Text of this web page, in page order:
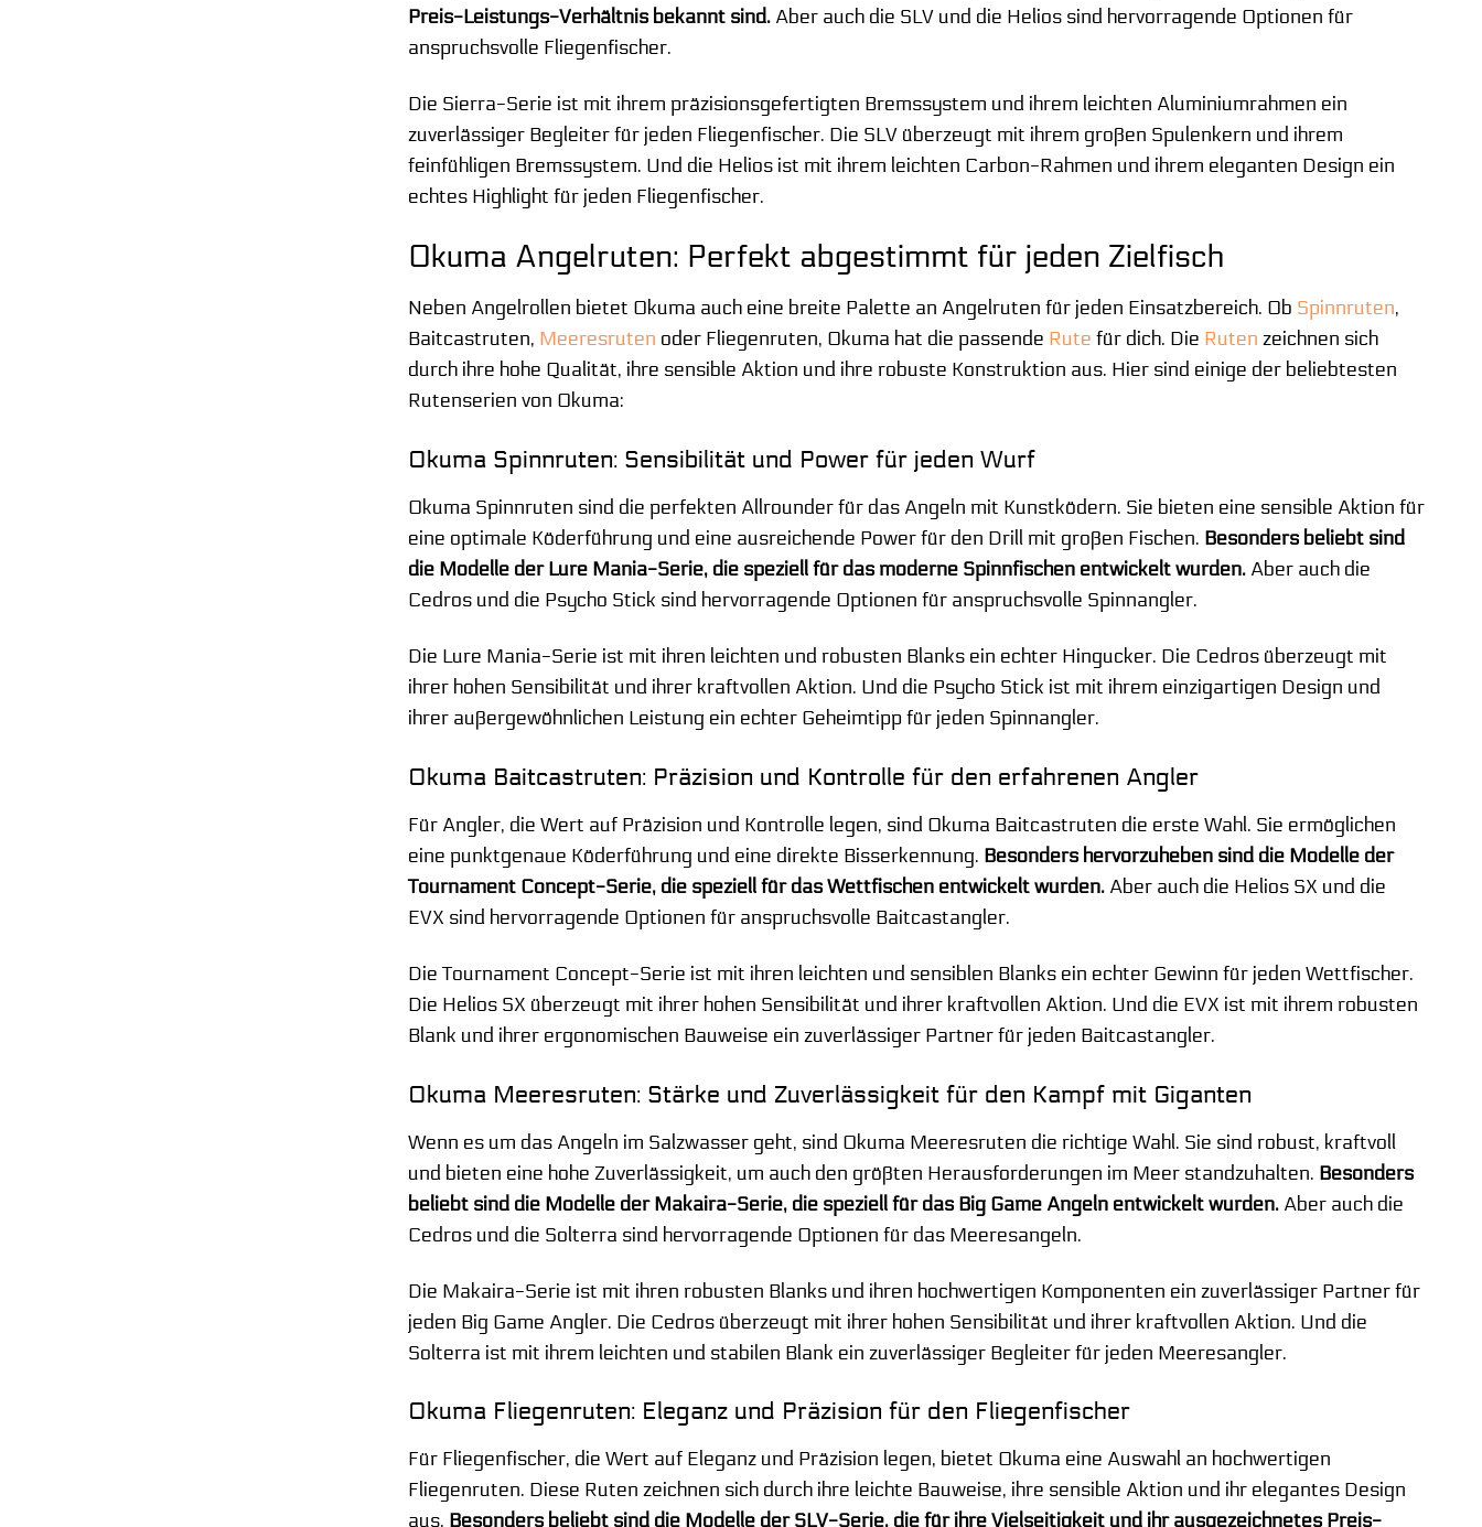
Preis-Leistungs-Verhältnis bekannt sind.Aber auch die SLV und die Helios sind hervorragende Optionen für
anspruchsvolle Fliegenfischer.
Die Sierra-Serie ist mit ihrem präzisionsgefertigten Bremssystem und ihrem leichten Aluminiumrahmen ein
zuverlässiger Begleiter für jeden Fliegenfischer. Die SLV überzeugt mit ihrem großen Spulenkern und ihrem
feinfühligen Bremssystem. Und die Helios ist mit ihrem leichten Carbon-Rahmen und ihrem eleganten Design ein
echtes Highlight für jeden Fliegenfischer.
Okuma Angelruten: Perfekt abgestimmt für jeden Zielfisch
Neben Angelrollen bietet Okuma auch eine breite Palette an Angelruten für jeden Einsatzbereich. Ob Spinnruten,
Baitcastruten, Meeresruten oder Fliegenruten, Okuma hat die passende Rute für dich. Die Ruten zeichnen sich
durch ihre hohe Qualität, ihre sensible Aktion und ihre robuste Konstruktion aus. Hier sind einige der beliebtesten
Rutenserien von Okuma:
Okuma Spinnruten: Sensibilität und Power für jeden Wurf
Okuma Spinnruten sind die perfekten Allrounder für das Angeln mit Kunstködern. Sie bieten eine sensible Aktion für
eine optimale Köderführung und eine ausreichende Power für den Drill mit großen Fischen. Besonders beliebt sind
die Modelle der Lure Mania-Serie, die speziell für das moderne Spinnfischen entwickelt wurden.Aber auch die
Cedros und die Psycho Stick sind hervorragende Optionen für anspruchsvolle Spinnangler.
Die Lure Mania-Serie ist mit ihren leichten und robusten Blanks ein echter Hingucker. Die Cedros überzeugt mit
ihrer hohen Sensibilität und ihrer kraftvollen Aktion. Und die Psycho Stick ist mit ihrem einzigartigen Design und
ihrer außergewöhnlichen Leistung ein echter Geheimtipp für jeden Spinnangler.
Okuma Baitcastruten: Präzision und Kontrolle für den erfahrenen Angler
Für Angler, die Wert auf Präzision und Kontrolle legen, sind Okuma Baitcastruten die erste Wahl. Sie ermöglichen
eine punktgenaue Köderführung und eine direkte Bisserkennung. Besonders hervorzuheben sind die Modelle der
Tournament Concept-Serie, die speziell für das Wettfischen entwickelt wurden.Aber auch die Helios SX und die
EVX sind hervorragende Optionen für anspruchsvolle Baitcastangler.
Die Tournament Concept-Serie ist mit ihren leichten und sensiblen Blanks ein echter Gewinn für jeden Wettfischer.
Die Helios SX überzeugt mit ihrer hohen Sensibilität und ihrer kraftvollen Aktion. Und die EVX ist mit ihrem robusten
Blank und ihrer ergonomischen Bauweise ein zuverlässiger Partner für jeden Baitcastangler.
Okuma Meeresruten: Stärke und Zuverlässigkeit für den Kampf mit Giganten
Wenn es um das Angeln im Salzwasser geht, sind Okuma Meeresruten die richtige Wahl. Sie sind robust, kraftvoll
und bieten eine hohe Zuverlässigkeit, um auch den größten Herausforderungen im Meer standzuhalten. Besonders
beliebt sind die Modelle der Makaira-Serie, die speziell für das Big Game Angeln entwickelt wurden.Aber auch die
Cedros und die Solterra sind hervorragende Optionen für das Meeresangeln.
Die Makaira-Serie ist mit ihren robusten Blanks und ihren hochwertigen Komponenten ein zuverlässiger Partner für
jeden Big Game Angler. Die Cedros überzeugt mit ihrer hohen Sensibilität und ihrer kraftvollen Aktion. Und die
Solterra ist mit ihrem leichten und stabilen Blank ein zuverlässiger Begleiter für jeden Meeresangler.
Okuma Fliegenruten: Eleganz und Präzision für den Fliegenfischer
Für Fliegenfischer, die Wert auf Eleganz und Präzision legen, bietet Okuma eine Auswahl an hochwertigen
Fliegenruten. Diese Ruten zeichnen sich durch ihre leichte Bauweise, ihre sensible Aktion und ihr elegantes Design
aus. Besonders beliebt sind die Modelle der SLV-Serie, die für ihre Vielseitigkeit und ihr ausgezeichnetes Preis-